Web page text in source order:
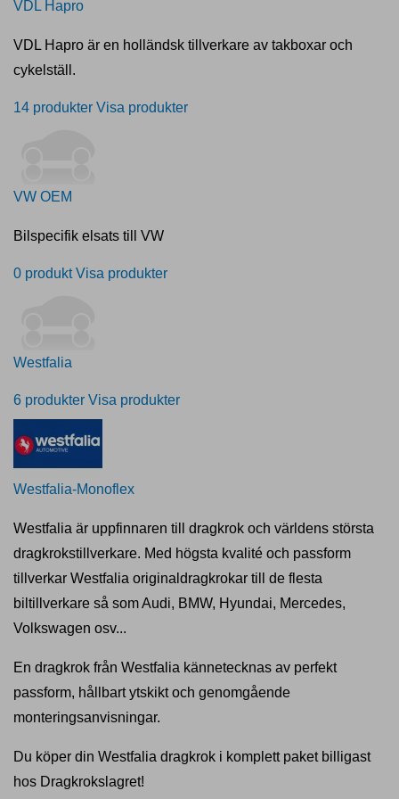
VDL Hapro
VDL Hapro är en holländsk tillverkare av takboxar och
cykelställ.
14 produkter Visa produkter
VW OEM
Bilspecifik elsats till VW
0 produkt Visa produkter
Westfalia
6 produkter Visa produkter
Westfalia-Monoflex
Westfalia är uppfinnaren till dragkrok och världens största
dragkrokstillverkare. Med högsta kvalité och passform
tillverkar Westfalia originaldragkrokar till de flesta
biltillverkare så som Audi, BMW, Hyundai, Mercedes,
Volkswagen osv...
En dragkrok från Westfalia kännetecknas av perfekt
passform, hållbart ytskikt och genomgående
monteringsanvisningar.
Du köper din Westfalia dragkrok i komplett paket billigast
hos Dragkrokslagret!